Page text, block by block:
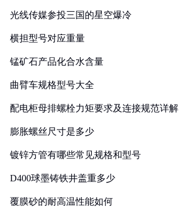
光线传媒参投三国的星空爆冷
横担型号对应重量
锰矿石产品化合水含量
曲臂车规格型号大全
配电柜母排螺栓力矩要求及连接规范详解
膨胀螺丝尺寸是多少
镀锌方管有哪些常见规格和型号
D400球墨铸铁井盖重多少
覆膜砂的耐高温性能如何